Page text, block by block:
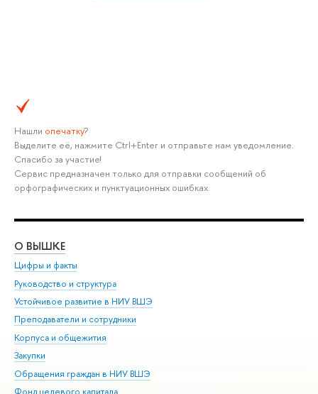
Нашли опечатку?
Выделите её, нажмите Ctrl+Enter и отправьте нам уведомление.
Спасибо за участие!
Сервис предназначен только для отправки сообщений об
орфографических и пунктуационных ошибках.
О ВЫШКЕ
Цифры и факты
Руководство и структура
Устойчивое развитие в НИУ ВШЭ
Преподаватели и сотрудники
Корпуса и общежития
Закупки
Обращения граждан в НИУ ВШЭ
Фонд целевого капитала